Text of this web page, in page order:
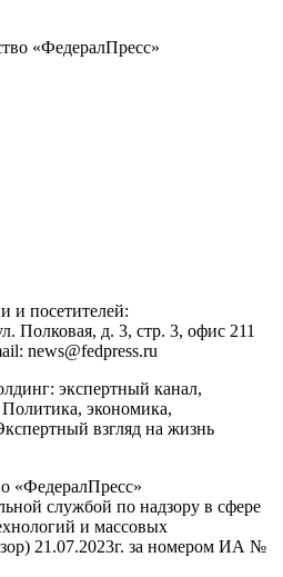
«ФедералПресс»
и посетителей:
Полковая, д. 3, стр. 3, офис 211
news@fedpress.ru
экспертный канал,
экономика,
взгляд на жизнь
«ФедералПресс»
службой по надзору в сфере
и массовых
21.07.2023г. за номером ИА №